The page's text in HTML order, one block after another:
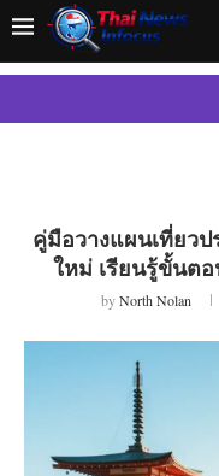
คู่มือวางแผนเที่ยว
ใหม่ เรียนรู้ขั้นต
byNorth Nolan